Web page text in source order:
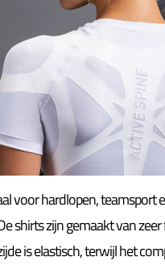
voor hardlopen,
shirts zijn gemaakt van
is elastisch, terwijl het